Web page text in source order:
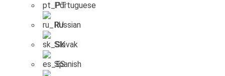
Portuguese
Russian
Slovak
Spanish